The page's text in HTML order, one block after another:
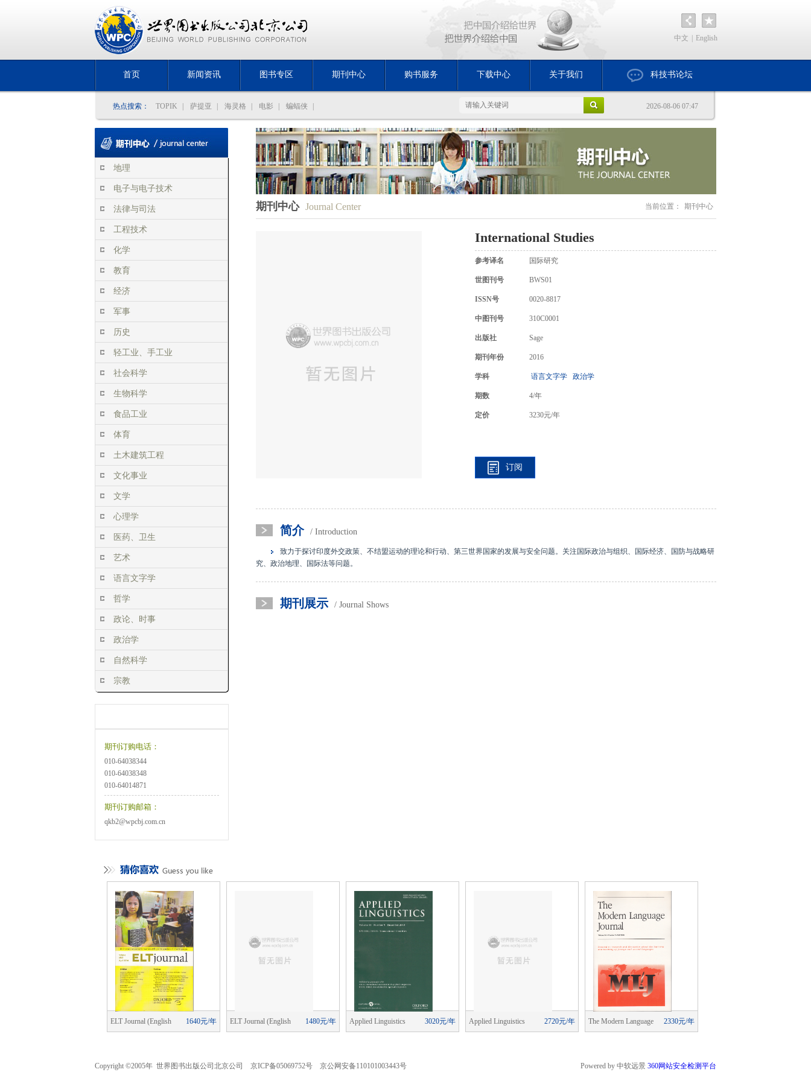
中文 English
首页 新闻资讯 图书专区 期刊中心 购书服务 下载中心 关于我们 科技书论坛
热点搜索： TOPIK 萨提亚 海灵格 电影 蝙蝠侠 2026-08-06 07:47
地理
电子与电子技术
法律与司法
工程技术
化学
教育
经济
军事
历史
轻工业、手工业
社会科学
生物科学
食品工业
体育
土木建筑工程
文化事业
文学
心理学
医药、卫生
艺术
语言文字学
哲学
政论、时事
政治学
自然科学
宗教
期刊订购电话：
010-64038344
010-64038348
010-64014871
期刊订购邮箱：
qkb2@wpcbj.com.cn
期刊中心 Journal Center 当前位置： 期刊中心
International Studies
参考译名 国际研究
世图刊号 BWS01
ISSN号 0020-8817
中图刊号 310C0001
出版社 Sage
期刊年份 2016
学科 语言文字学 政治学
期数 4/年
定价 3230元/年
订阅
简介 / Introduction
致力于探讨印度外交政策、不结盟运动的理论和行动、第三世界国家的发展与安全问题。关注国际政治与组织、国际经济、国防与战略研
究、政治地理、国际法等问题。
期刊展示 / Journal Shows
1640元/年
ELT Journal (English 1480元/年
ELT Journal (English 3020元/年
Applied Linguistics 2720元/年
Applied Linguistics 2330元/年
The Modern Language
Copyright ©2005年 世界图书出版公司北京公司 京ICP备05069752号 京公网安备110101003443号 Powered by 中软远景 360网站安全检测平台